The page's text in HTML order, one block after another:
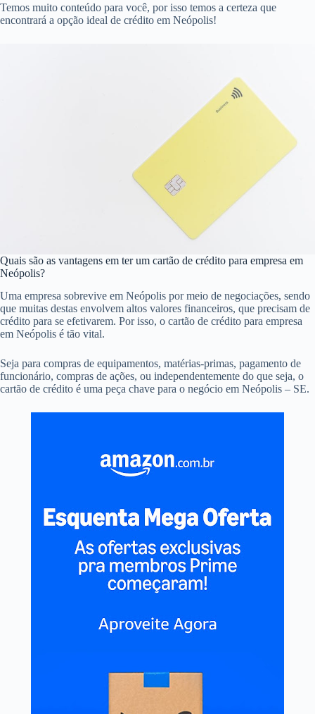
Temos muito conteúdo para você, por isso temos a certeza que
encontrará a opção ideal de crédito em Neópolis!
Quais são as vantagens em ter um cartão de crédito para empresa em
Neópolis?
Uma empresa sobrevive em Neópolis por meio de negociações, sendo
que muitas destas envolvem altos valores financeiros, que precisam de
crédito para se efetivarem. Por isso, o cartão de crédito para empresa
em Neópolis é tão vital.
Seja para compras de equipamentos, matérias-primas, pagamento de
funcionário, compras de ações, ou independentemente do que seja, o
cartão de crédito é uma peça chave para o negócio em Neópolis – SE.